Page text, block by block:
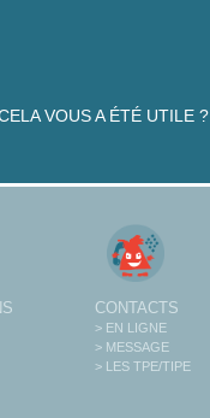
VOUS A ÉTÉ UTILE ?
CONTACTS
> EN LIGNE
> MESSAGE
> LES TPE/TIPE